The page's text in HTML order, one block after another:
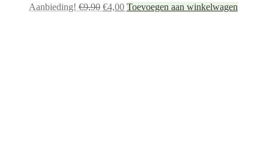
Aanbieding! €9,90 Oorspronkelijke
€4,00Huidige
Toevoegen aan winkelwagen